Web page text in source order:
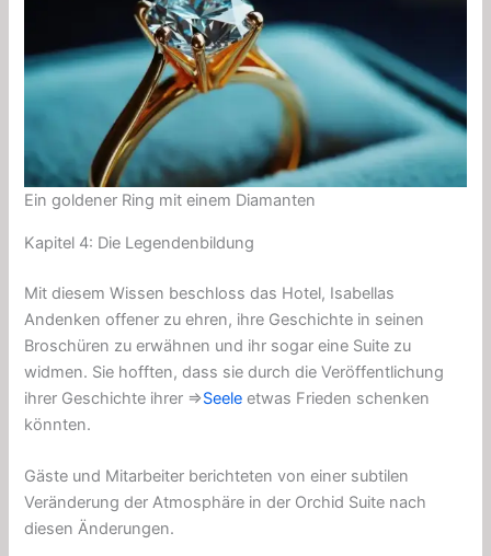
Ein goldener Ring mit einem Diamanten
Kapitel 4: Die Legendenbildung
Mit diesem Wissen beschloss das Hotel, Isabellas
Andenken offener zu ehren, ihre Geschichte in seinen
Broschüren zu erwähnen und ihr sogar eine Suite zu
widmen. Sie hofften, dass sie durch die Veröffentlichung
ihrer Geschichte ihrer ⇒Seele etwas Frieden schenken
könnten.
Gäste und Mitarbeiter berichteten von einer subtilen
Veränderung der Atmosphäre in der Orchid Suite nach
diesen Änderungen.